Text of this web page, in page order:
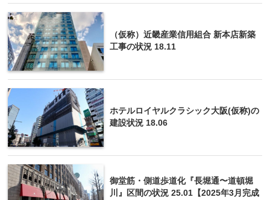
（仮称）近畿産業信用組合 新本店新築
工事の状況 18.11
ホテルロイヤルクラシック大阪(仮称)の
建設状況 18.06
御堂筋・側道歩道化『長堀通〜道頓堀
川』区間の状況 25.01【2025年3月完成